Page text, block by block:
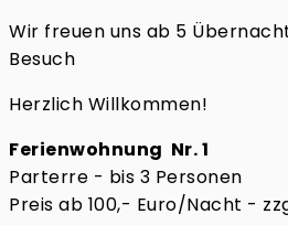
Wir freuen uns ab 5
Besuch
Herzlich Willkommen!
Ferienwohnung Nr. 1
Parterre - bis 3 Personen
Preis ab 100,- Euro/Nacht -